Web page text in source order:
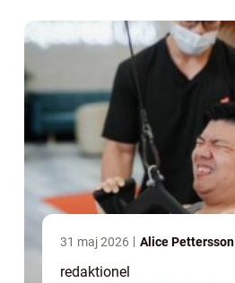
analys...
31 maj 2026 Alice Pettersson
redaktionel